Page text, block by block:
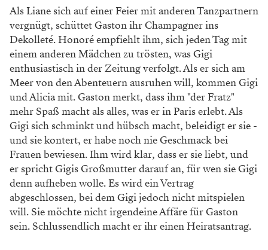
Als Liane sich auf einer Feier mit anderen Tanzpartnern
vergnügt, schüttet Gaston ihr Champagner ins
Dekolleté. Honoré empfiehlt ihm, sich jeden Tag mit
einem anderen Mädchen zu trösten, was Gigi
enthusiastisch in der Zeitung verfolgt. Als er sich am
Meer von den Abenteuern ausruhen will, kommen Gigi
und Alicia mit. Gaston merkt, dass ihm "der Fratz"
mehr Spaß macht als alles, was er in Paris erlebt. Als
Gigi sich schminkt und hübsch macht, beleidigt er sie -
und sie kontert, er habe noch nie Geschmack bei
Frauen bewiesen. Ihm wird klar, dass er sie liebt, und
er spricht Gigis Großmutter darauf an, für wen sie Gigi
denn aufheben wolle. Es wird ein Vertrag
abgeschlossen, bei dem Gigi jedoch nicht mitspielen
will. Sie möchte nicht irgendeine Affäre für Gaston
sein. Schlussendlich macht er ihr einen Heiratsantrag.